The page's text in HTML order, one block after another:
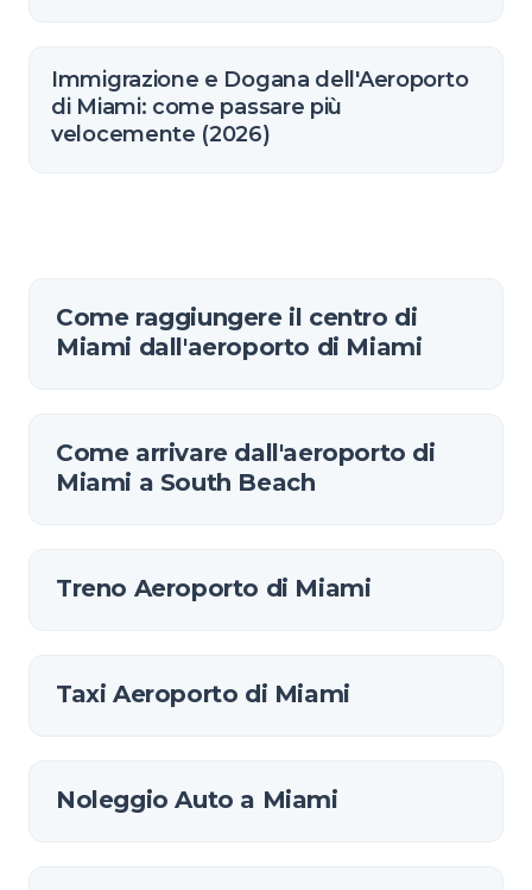
Immigrazione e Dogana dell'Aeroporto
di Miami: come passare più
velocemente (2026)
Come raggiungere il centro di
Miami dall'aeroporto di Miami
Come arrivare dall'aeroporto di
Miami a South Beach
Treno Aeroporto di Miami
Taxi Aeroporto di Miami
Noleggio Auto a Miami